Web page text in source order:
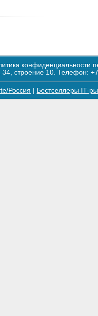
конфиденциальности
34, строение 10. Телефон:
Россия Бестселлеры IT-